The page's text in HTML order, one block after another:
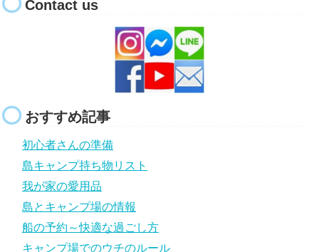
Contact us
おすすめ記事
初心者さんの準備
島キャンプ持ち物リスト
我が家の愛用品
島とキャンプ場の情報
船の予約～快適な過ごし方
キャンプ場でのウチのルール